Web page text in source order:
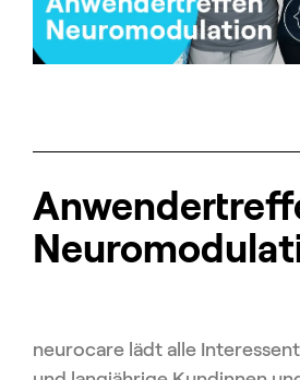
neurocare lädt alle